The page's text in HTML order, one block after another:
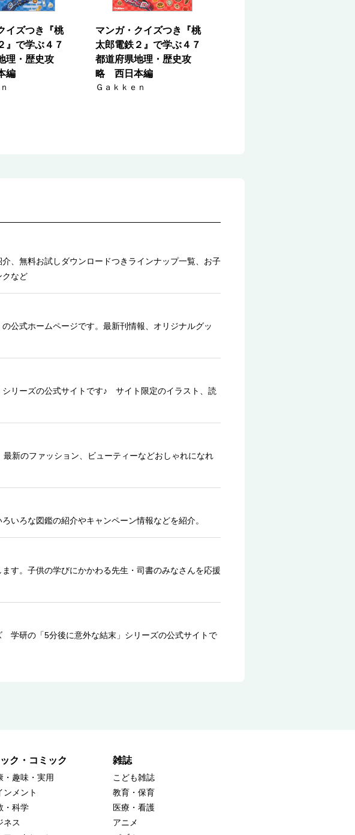
イズつき『桃
』で学ぶ４７
理・歴史攻
編
マンガ・クイズつき『桃
太郎電鉄２』で学ぶ４７
都道府県地理・歴史攻
略 西日本編
Ｇａｋｋｅｎ
、無料お試しダウンロードつきラインナップ一覧、お子
クなど
公式ホームページです。最新刊情報、オリジナルグッ
リーズの公式サイトです♪ サイト限定のイラスト、読
新のファッション、ビューティーなどおしゃれになれ
いろな図鑑の紹介やキャンペーン情報などを紹介。
す。子供の学びにかかわる先生・司書のみなさんを応援
学研の「5分後に意外な結末」シリーズの公式サイトで
ク・コミック
・趣味・実用
ンメント
・科学
ネス
雑誌
こども雑誌
教育・保育
医療・看護
アニメ